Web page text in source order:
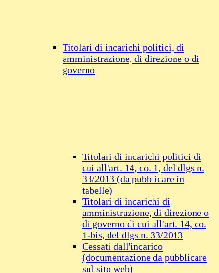
Titolari di incarichi politici, di
amministrazione, di direzione o di
governo
Titolari di incarichi politici di
cui all'art. 14, co. 1, del dlgs n.
33/2013 (da pubblicare in
tabelle)
Titolari di incarichi di
amministrazione, di direzione o
di governo di cui all'art. 14, co.
1-bis, del dlgs n. 33/2013
Cessati dall'incarico
(documentazione da pubblicare
sul sito web)